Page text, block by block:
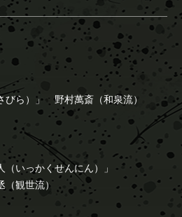
びら）」野村萬斎（和泉流）
（いっかくせんにん）」
（観世流）